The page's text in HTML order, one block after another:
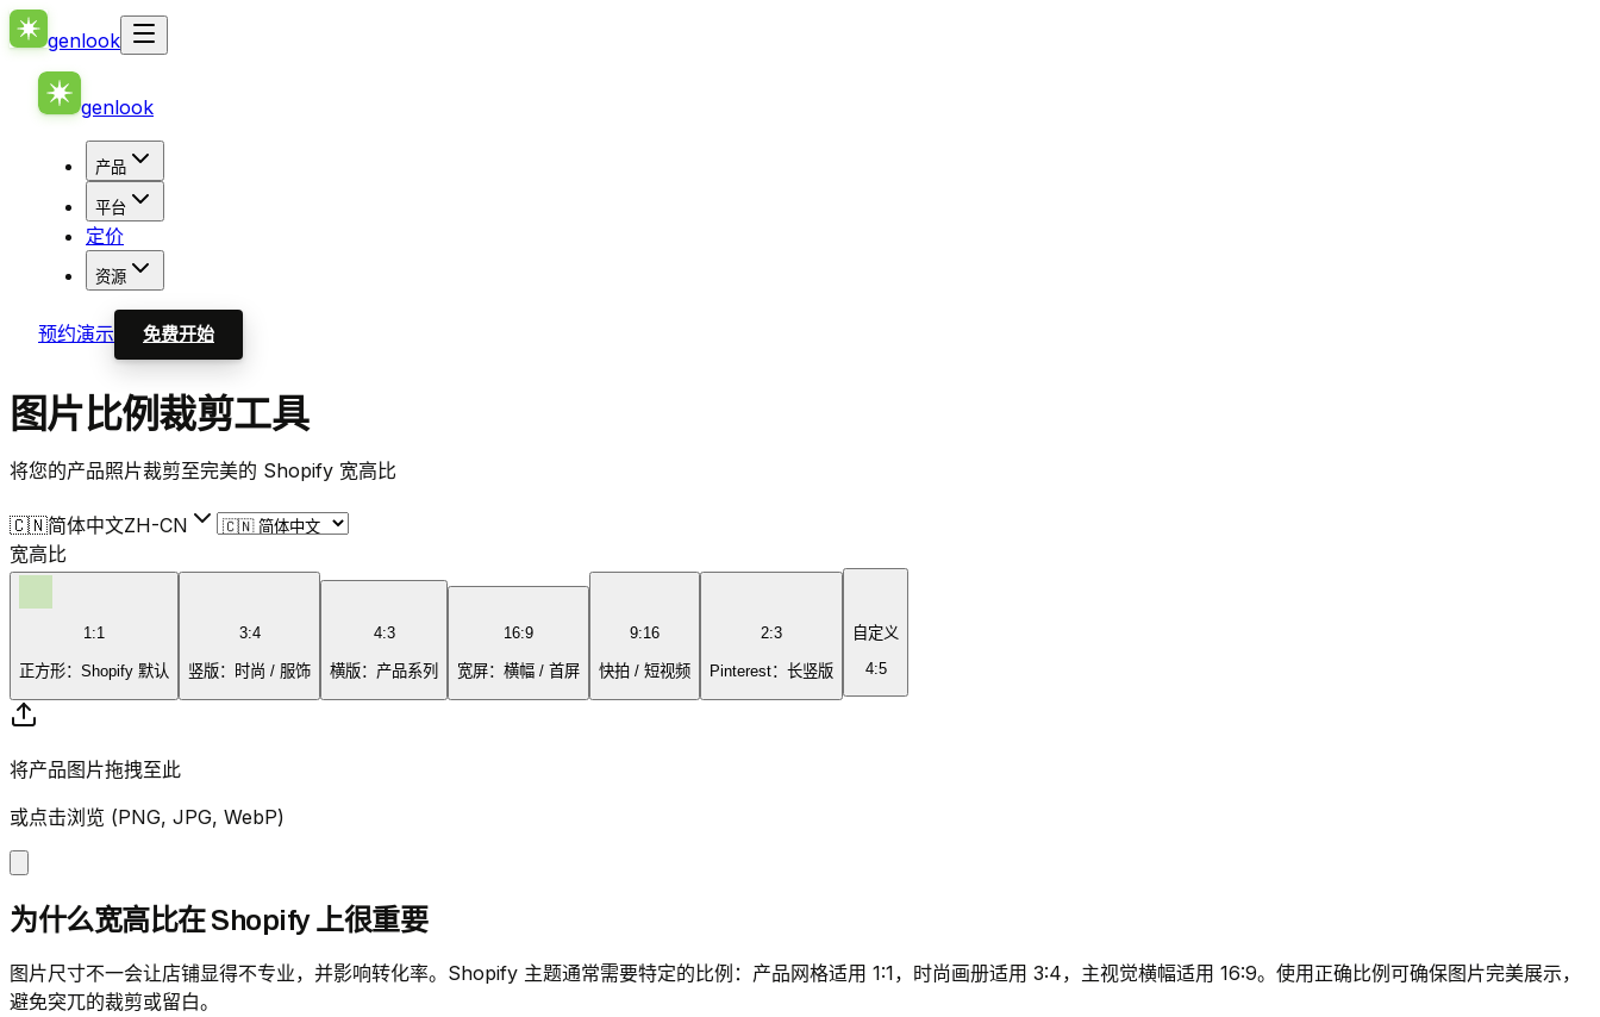
genlook
genlook
产品
平台
定价
资源
预约演示 免费开始
图片比例裁剪工具
将您的产品照片裁剪至完美的 Shopify 宽高比
🇨🇳简体中文ZH-CN
宽高比
1:1
正方形：Shopify 默认
3:4
竖版：时尚 / 服饰
4:3
横版：产品系列
16:9
宽屏：横幅 / 首屏
9:16
快拍 / 短视频
2:3
Pinterest：长竖版
自定义
4:5
将产品图片拖拽至此
或点击浏览 (PNG, JPG, WebP)
为什么宽高比在 Shopify 上很重要
图片尺寸不一会让店铺显得不专业，并影响转化率。Shopify 主题通常需要特定的比例：产品网格适用 1:1，时尚画册适用 3:4，主视觉横幅适用 16:9。使用正确比例可确保图片完美展示，
避免突兀的裁剪或留白。